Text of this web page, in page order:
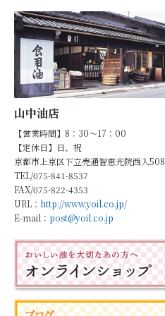
山中油店
【営業時間】8：30～17：00
【定休日】日、祝
京都市上京区下立売通智恵光院西入508
TEL/075-841-8537
FAX/075-822-4353
URL： http://www.yoil.co.jp/
E-mail： post@yoil.co.jp